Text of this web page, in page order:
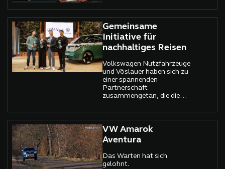
Besonders der ID. Buzz, der
Caddy und der Multivan
zeigen eindrucksvoll, wie
VWN mit klugem
Modellmanagement und
technologischen
Innovationen punktet.
Gemeinsame
Initiative für
nachhaltiges Reisen
Volkswagen Nutzfahrzeuge
und Vöslauer haben sich zu
einer spannenden
Partnerschaft
zusammengetan, die die
Marken für eine
gemeinsame Mission nutzt:
nachhaltiges Reisen.
VW Amarok
Aventura
Das Warten hat sich
gelohnt.